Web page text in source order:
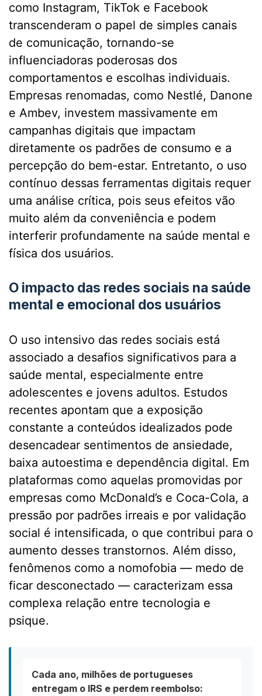
como Instagram, TikTok e Facebook
transcenderam o papel de simples canais
de comunicação, tornando-se
influenciadoras poderosas dos
comportamentos e escolhas individuais.
Empresas renomadas, como Nestlé, Danone
e Ambev, investem massivamente em
campanhas digitais que impactam
diretamente os padrões de consumo e a
percepção do bem-estar. Entretanto, o uso
contínuo dessas ferramentas digitais requer
uma análise crítica, pois seus efeitos vão
muito além da conveniência e podem
interferir profundamente na saúde mental e
física dos usuários.
O impacto das redes sociais na saúde
mental e emocional dos usuários
O uso intensivo das redes sociais está
associado a desafios significativos para a
saúde mental, especialmente entre
adolescentes e jovens adultos. Estudos
recentes apontam que a exposição
constante a conteúdos idealizados pode
desencadear sentimentos de ansiedade,
baixa autoestima e dependência digital. Em
plataformas como aquelas promovidas por
empresas como McDonald’s e Coca-Cola, a
pressão por padrões irreais e por validação
social é intensificada, o que contribui para o
aumento desses transtornos. Além disso,
fenômenos como a nomofobia — medo de
ficar desconectado — caracterizam essa
complexa relação entre tecnologia e
psique.
Cada ano, milhões de portugueses
entregam o IRS e perdem reembolso: